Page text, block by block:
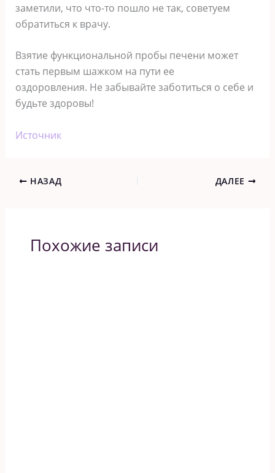
заметили, что что-то пошло не так, советуем
обратиться к врачу.
Взятие функциональной пробы печени может
стать первым шажком на пути ее
оздоровления. Не забывайте заботиться о себе и
будьте здоровы!
Источник
НАЗАД ДАЛЕЕ
Похожие записи